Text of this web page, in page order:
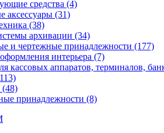
средства (4)
аксессуары (31)
(38)
архивации (34)
и чертежные принадлежности (177)
интерьера (7)
кассовых аппаратов, терминалов,
(48)
принадлежности (8)